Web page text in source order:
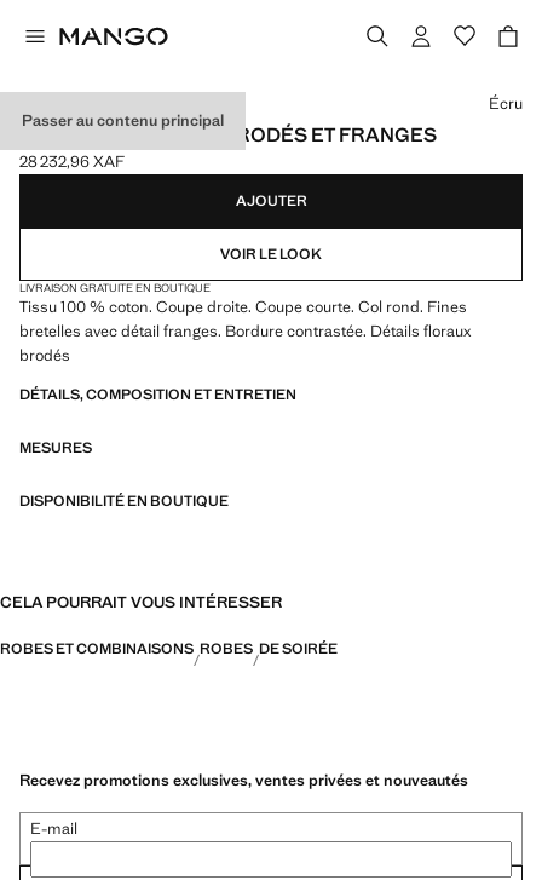
Passer au contenu principal
ROBE AVEC DÉTAILS BRODÉS ET FRANGES
Prix actuel [28 232,96 XAF ]
28 232,96 XAF
Choisissez une couleur
Écru
AJOUTER
VOIR LE LOOK
LIVRAISON GRATUITE EN BOUTIQUE
Tissu 100 % coton. Coupe droite. Coupe courte. Col rond. Fines
bretelles avec détail franges. Bordure contrastée. Détails floraux
brodés
DÉTAILS, COMPOSITION ET ENTRETIEN
MESURES
DISPONIBILITÉ EN BOUTIQUE
CELA POURRAIT VOUS INTÉRESSER
ROBES ET COMBINAISONS ROBES DE SOIRÉE
Recevez promotions exclusives, ventes privées et nouveautés
E-mail